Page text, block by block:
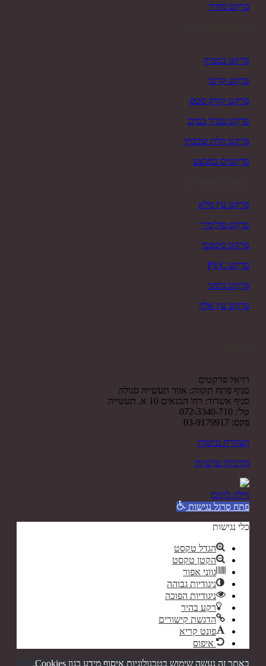
פרקט מחיר
פרקט במבוק
פרקט קרונו
פרקט קוויק סטפ
פרקט עמיד במים
פרקט תלת שכבתי
פרקטים במבצע
פרקט עץ מלא
פרקט פולימרי
פרקט סינטטי
פרקט PVC
פרקט גרמני
פרקט עץ אלון
רויאל פרקטים
סניף פתח תקווה: אזור תעשייה סגולה
סניף אשדוד: רח' הבנאים 10 א. תעשייה
טל': 072-3340-710
פקס: 03-9179917
הצהרת נגישות
מדיניות פרטיות
דילוג לתוכן
פתח סרגל נגישות
כלי נגישות
הגדל טקסט
הקטן טקסט
גווני אפור
ניגודיות גבוהה
ניגודיות הפוכה
רקע בהיר
הדגשת קישורים
פונט קריא
איפוס
באתר זה נעשה שימוש בטכנולוגיות איסוף מידע כגון Cookies,